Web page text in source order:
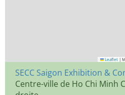
Leaflet |
SECC Saigon Exhibition &
Centre-ville de Ho Chi Minh